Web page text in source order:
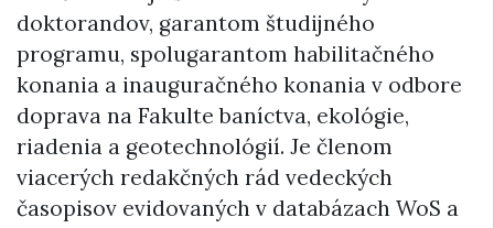
doktorandov, garantom študijného
programu, spolugarantom habilitačného
konania a inauguračného konania v odbore
doprava na Fakulte baníctva, ekológie,
riadenia a geotechnológií. Je členom
viacerých redakčných rád vedeckých
časopisov evidovaných v databázach WoS a